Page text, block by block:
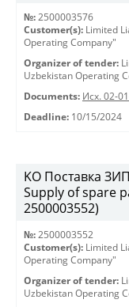
№: 2500003576
Customer(s): Limited
Operating Company"
Organizer of tender:
Uzbekistan Operating
Documents: Исх. 02-
Deadline: 10/15/2024
KO Поставка
Supply of spare
2500003552)
№: 2500003552
Customer(s): Limited
Operating Company"
Organizer of tender:
Uzbekistan Operating